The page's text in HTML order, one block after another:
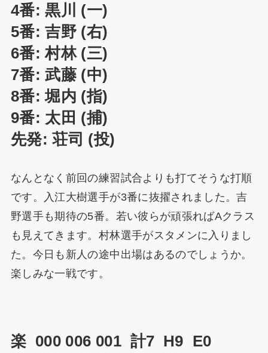
4番: 黒川 (一)
5番: 吉野 (右)
6番: 村林 (三)
7番: 武藤 (中)
8番: 堀内 (指)
9番: 太田 (捕)
先発: 荘司 (投)
なんとなく前回の練習試合よりも打てそうな打順
です。入江大樹選手が3番に抜擢されました。吉
野選手も期待の5番。若い彼らが頑張ればAクラス
も見えてきます。村林選手がスタメンに入りまし
た。今日も新人の途中出場はあるのでしょうか。
楽しみな一戦です。
楽 000 006 001 計7 H9 E0